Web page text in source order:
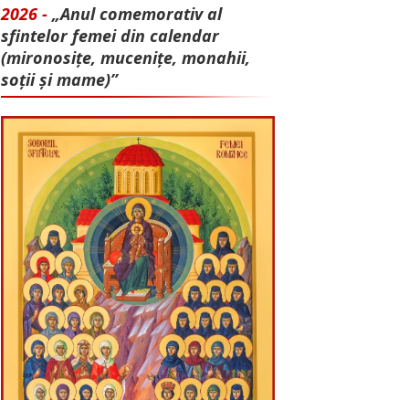
2026 - „Anul comemorativ al
sfintelor femei din calendar
(mironosițe, mu­cenițe, monahii,
soții și mame)”